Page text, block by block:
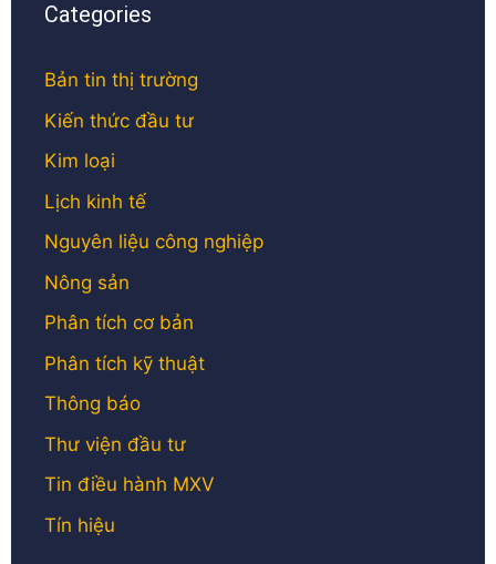
Categories
Bản tin thị trường
Kiến thức đầu tư
Kim loại
Lịch kinh tế
Nguyên liệu công nghiệp
Nông sản
Phân tích cơ bản
Phân tích kỹ thuật
Thông báo
Thư viện đầu tư
Tin điều hành MXV
Tín hiệu